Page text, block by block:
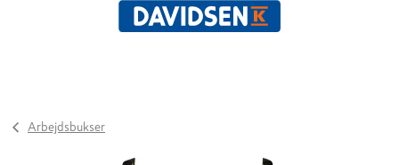
Arbejdsbukser